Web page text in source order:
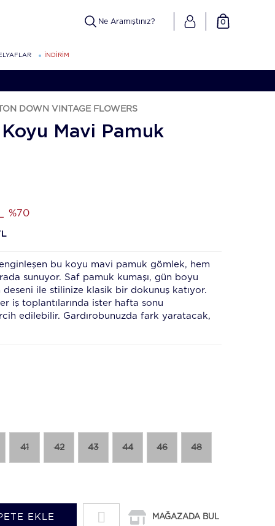
0
İNDİRİM
DOWN VINTAGE FLOWERS
Mavi Pamuk
%70
bu koyu mavi pamuk gömlek, hem
sunuyor. Saf pamuk kumaşı, gün boyu
ile stilinize klasik bir dokunuş katıyor.
iş toplantılarında ister hafta sonu
edilebilir. Gardırobunuzda fark yaratacak,
41 42 43 44 46 48
EKLE MAĞAZADA BUL